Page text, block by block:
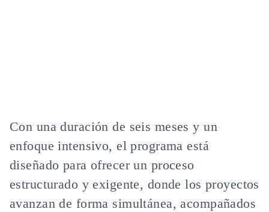
Con una duración de seis meses y un
enfoque intensivo, el programa está
diseñado para ofrecer un proceso
estructurado y exigente, donde los proyectos
avanzan de forma simultánea, acompañados